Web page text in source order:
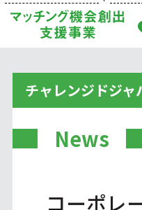
チャレンジドジャ
News
コーポレ